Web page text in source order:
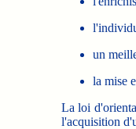
un
la mise
La loi
l'acquisition